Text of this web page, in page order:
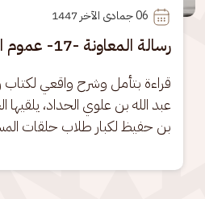
06
رسالة المعاونة -17- عموم الورع وثمرته
قراءة بتأمل وشرح واقعي لكتاب
عبد الله بن علوي الحداد،
بن حفيظ لكبار طلاب حلقات